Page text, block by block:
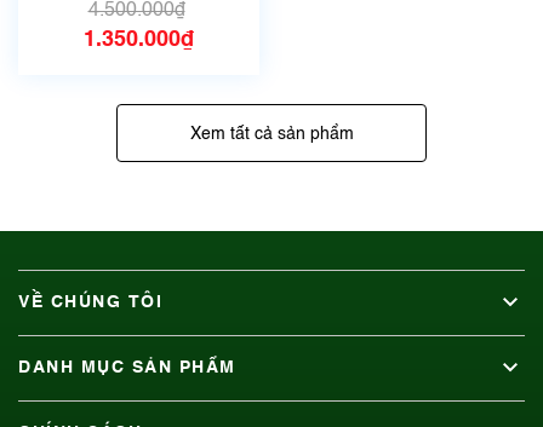
4.500.000₫
1.350.000₫
Xem tất cả sản phẩm
VỀ CHÚNG TÔI
DANH MỤC SẢN PHẨM